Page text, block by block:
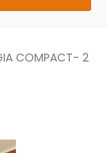
COMPACT- 2